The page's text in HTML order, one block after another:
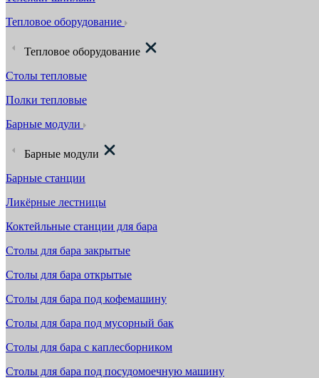
Тепловое оборудование
Тепловое оборудование
Столы тепловые
Полки тепловые
Барные модули
Барные модули
Барные станции
Ликёрные лестницы
Коктейльные станции для бара
Столы для бара закрытые
Столы для бара открытые
Столы для бара под кофемашину
Столы для бара под мусорный бак
Столы для бара с каплесборником
Столы для бара под посудомоечную машину